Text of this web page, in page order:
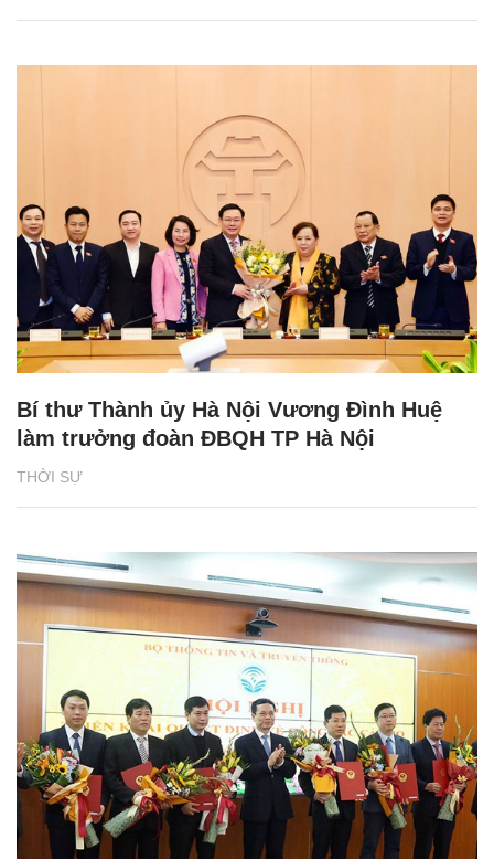
THỜI SỰ
Bí thư Thành ủy Hà Nội Vương Đình Huệ
làm trưởng đoàn ĐBQH TP Hà Nội